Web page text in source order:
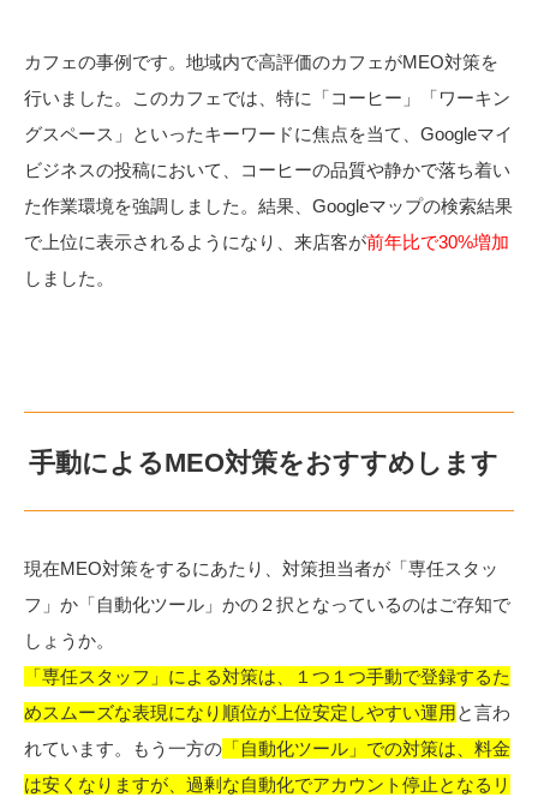
カフェの事例です。地域内で高評価のカフェがMEO対策を
行いました。このカフェでは、特に「コーヒー」「ワーキン
グスペース」といったキーワードに焦点を当て、Googleマイ
ビジネスの投稿において、コーヒーの品質や静かで落ち着い
た作業環境を強調しました。結果、Googleマップの検索結果
で上位に表示されるようになり、来店客が前年比で30%増加
しました。
手動によるMEO対策をおすすめします
現在MEO対策をするにあたり、対策担当者が「専任スタッ
フ」か「自動化ツール」かの２択となっているのはご存知で
しょうか。
「専任スタッフ」による対策は、１つ１つ手動で登録するた
めスムーズな表現になり順位が上位安定しやすい運用と言わ
れています。もう一方の 「自動化ツール」での対策は、料金
は安くなりますが、過剰な自動化でアカウント停止となるリ